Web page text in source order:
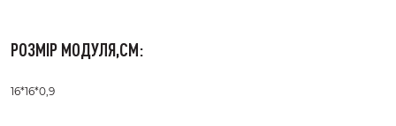
РОЗМІР МОДУЛЯ,СМ:
16*16*0,9